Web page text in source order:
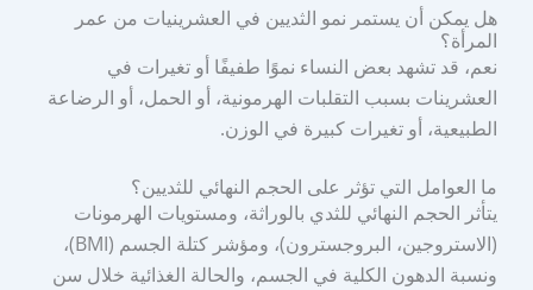
هل يمكن أن يستمر نمو الثديين في العشرينيات من عمر
المرأة؟
نعم، قد تشهد بعض النساء نموًا طفيفًا أو تغيرات في
العشرينات بسبب التقلبات الهرمونية، أو الحمل، أو الرضاعة
الطبيعية، أو تغيرات كبيرة في الوزن.
ما العوامل التي تؤثر على الحجم النهائي للثديين؟
يتأثر الحجم النهائي للثدي بالوراثة، ومستويات الهرمونات
(الاستروجين، البروجسترون)، ومؤشر كتلة الجسم (BMI)،
ونسبة الدهون الكلية في الجسم، والحالة الغذائية خلال سن